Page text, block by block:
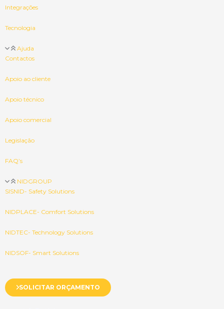
Integrações
Tecnologia
Ajuda
Contactos
Apoio ao cliente
Apoio técnico
Apoio comercial
Legislação
FAQ’s
NIDGROUP
SISNID- Safety Solutions
NIDPLACE- Comfort Solutions
NIDTEC- Technology Solutions
NIDSOF- Smart Solutions
SOLICITAR ORÇAMENTO